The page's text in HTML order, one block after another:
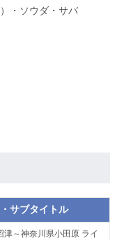
・ソウダ・サバ
サブタイトル
津～神奈川県小田原 ライ